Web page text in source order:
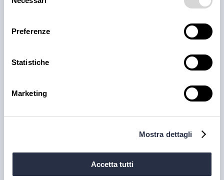
del
Preferenze
Statistiche
Marketing
Mostra dettagli
Accetta tutti
Il trionfo del gusto con la
Carne Iberica: le nostre